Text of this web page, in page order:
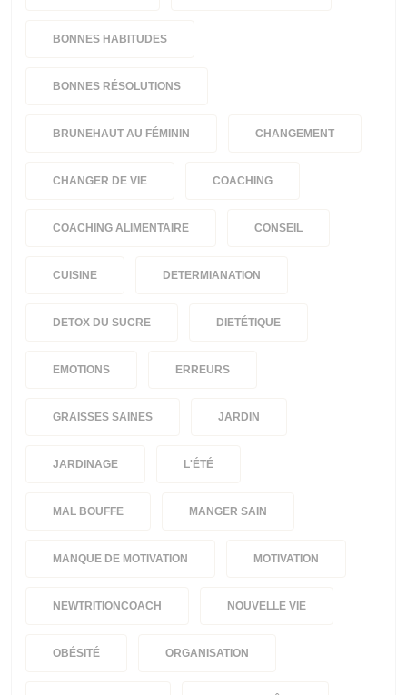
BONNES HABITUDES
BONNES RÉSOLUTIONS
BRUNEHAUT AU FÉMININ CHANGEMENT
CHANGER DE VIE COACHING
COACHING ALIMENTAIRE CONSEIL
CUISINE DETERMIANATION
DETOX DU SUCRE DIETÉTIQUE
EMOTIONS ERREURS
GRAISSES SAINES JARDIN
JARDINAGE L'ÉTÉ
MAL BOUFFE MANGER SAIN
MANQUE DE MOTIVATION MOTIVATION
NEWTRITIONCOACH NOUVELLE VIE
OBÉSITÉ ORGANISATION